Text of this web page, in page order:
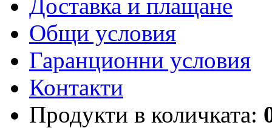
Доставка и плащане
Общи условия
Гаранционни условия
Контакти
Продукти в количката: